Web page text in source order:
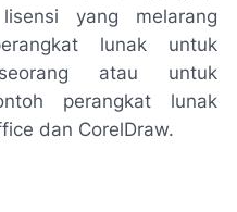
yang melarang
lunak untuk
atau untuk
perangkat lunak
dan CorelDraw.